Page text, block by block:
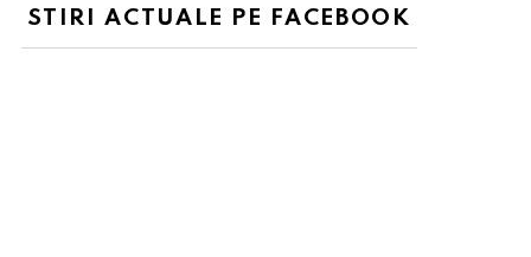
STIRI ACTUALE PE FACEBOOK